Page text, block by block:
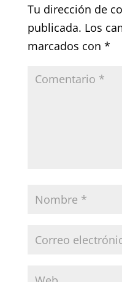
Tu dirección de
publicada. Los
marcados con *